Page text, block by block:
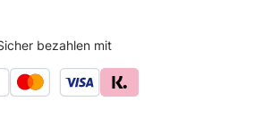
bezahlen mit